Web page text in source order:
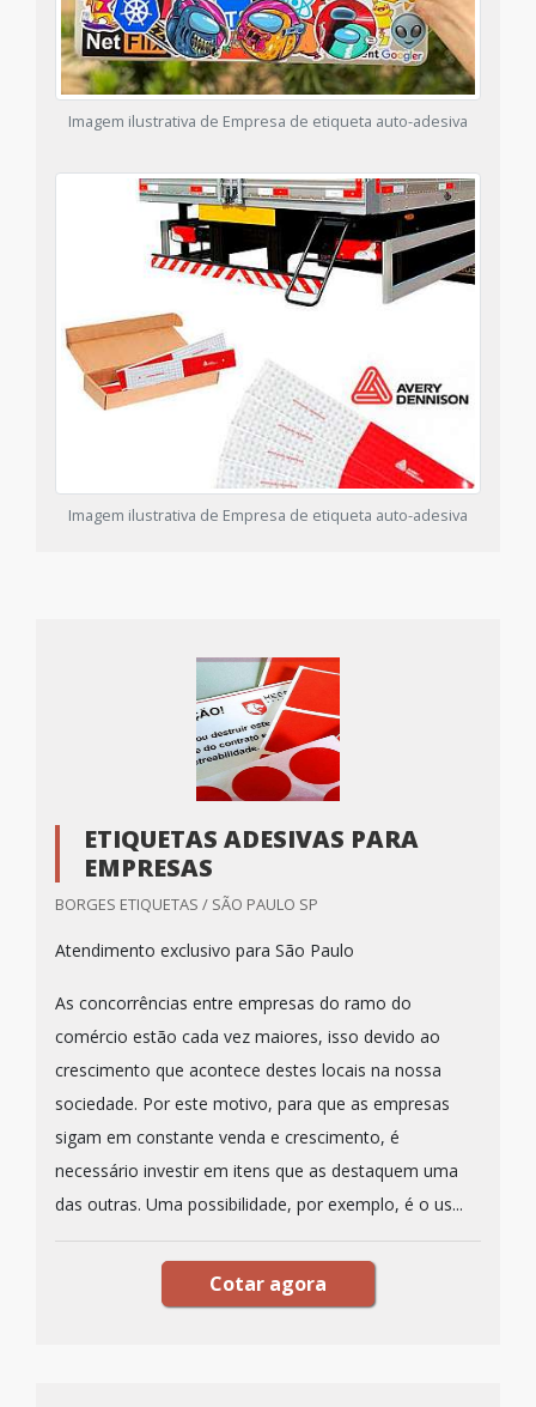
Imagem ilustrativa de Empresa de etiqueta auto-adesiva
Imagem ilustrativa de Empresa de etiqueta auto-adesiva
ETIQUETAS ADESIVAS PARA
EMPRESAS
BORGES ETIQUETAS / SÃO PAULO SP
Atendimento exclusivo para São Paulo
As concorrências entre empresas do ramo do
comércio estão cada vez maiores, isso devido ao
crescimento que acontece destes locais na nossa
sociedade. Por este motivo, para que as empresas
sigam em constante venda e crescimento, é
necessário investir em itens que as destaquem uma
das outras. Uma possibilidade, por exemplo, é o us...
Cotar agora